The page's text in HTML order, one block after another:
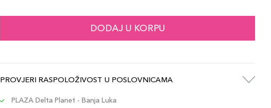
DODAJ U KORPU
PROVJERI RASPOLOŽIVOST U POSLOVNICAMA
PLAZA Delta Planet - Banja Luka